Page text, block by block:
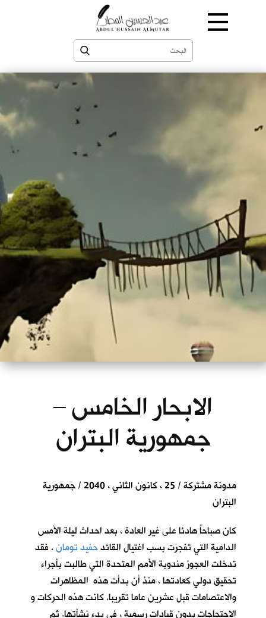
الابحار الخامس –
جمهورية البتران
مدونة مشتركة / 25 ، كانون الثاني ، 2040 / جمهورية
البتران
كان صباحاً هادئا على غير العادة ، بعد احداث ليلة الأمس
الدامية التي تفجرت بسب اغتيال القائدحفيد تومان. فقد
تدخلت العجوز مندوبة الأمم المتحدة التي طالبت بأجراء
تحقيق دولي كعادتها ، منذ أن بدأت هذه المظاهرات
والاعتصامات قبل عشرين عاما تقريبا. كانت هذه الحركات و
الاحتجاجات بدون قيادات رسمية ، في بدء نشأتها. ثم